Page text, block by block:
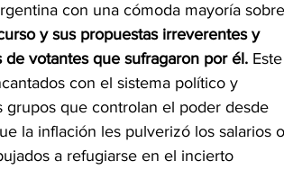
con una cómoda mayoría
y sus propuestas irreverentes y
votantes que sufragaron por él.
con el sistema político y
que controlan el poder desde
la inflación les pulverizó los salarios
a refugiarse en el incierto